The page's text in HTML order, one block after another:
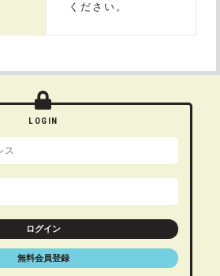
ください。
LOGIN
ログイン
無料会員登録